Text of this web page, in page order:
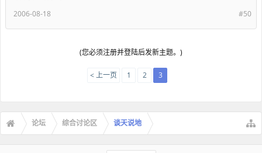
#50
2006-08-18
(您必须注册并登陆后发新主题。)
< 上一页 1 2 3
论坛 综合讨论区 谈天说地